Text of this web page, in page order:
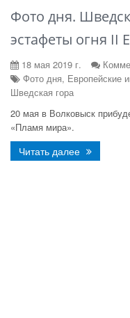
Фото дня.
эстафеты огня II
18 мая 2019 г.
Фото дня, Европейские
Шведская гора
20 мая в Волковыск
«Пламя мира».
Читать далее